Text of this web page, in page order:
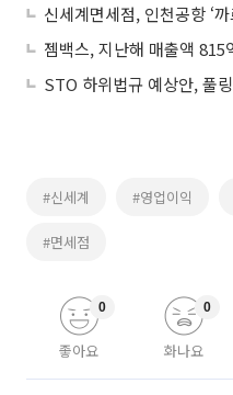
#신세계 #영업이익
#면세점
좋아요
0
화나요
0